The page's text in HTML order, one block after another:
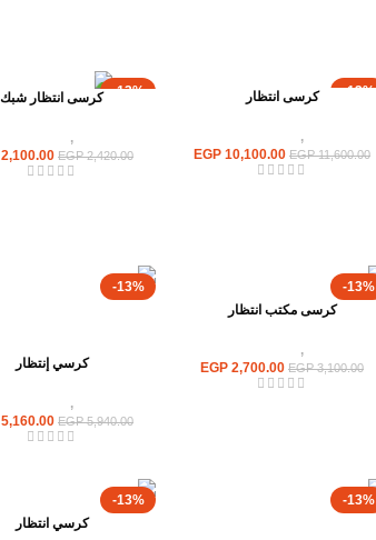
-13% كرسى انتظار
,
EGP11,600.00
EGP 10,100.00
-13% كرسى انتظار شبك
,
EGP2,420.00
2,100.00
-13%
كرسى مكتب انتظار
,
EGP3,100.00
EGP 2,700.00
-13%
كرسي إنتظار
,
EGP5,940.00
5,160.00
-13%
-13%
كرسي انتظار